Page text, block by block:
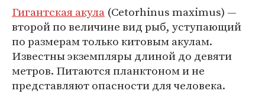
Гигантская акула (Cetorhinus maximus) —
второй по величине вид рыб, уступающий
по размерам только китовым акулам.
Известны экземпляры длиной до девяти
метров. Питаются планктоном и не
представляют опасности для человека.